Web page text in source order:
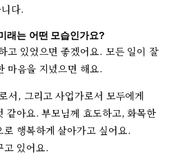
다.
래는 어떤 모습인가요?
고 있었으면 좋겠어요. 모든 일이 잘
마음을 지녔으면 해요.
서, 그리고 사업가로서 모두에게
같아요. 부모님께 효도하고, 화목한
행복하게 살아가고 싶어요.
고 있어요.